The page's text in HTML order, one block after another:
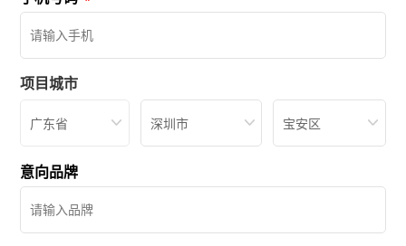
项目城市
广东省 深圳市 宝安区
意向品牌